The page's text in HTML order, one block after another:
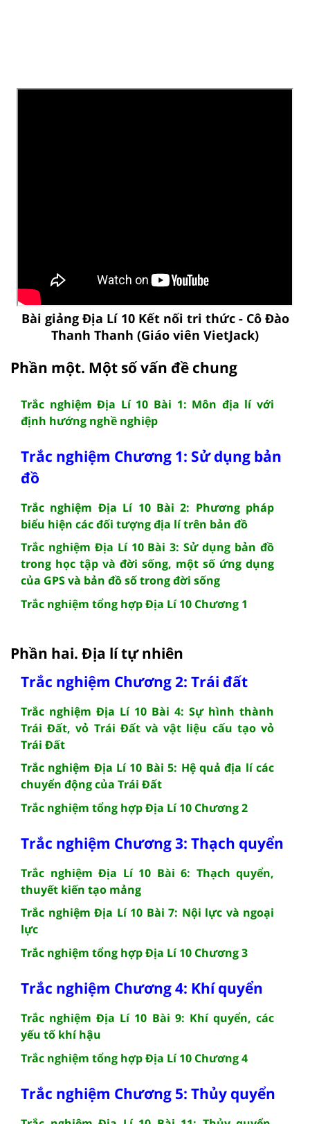
Bài giảng Địa Lí 10 Kết nối tri thức - Cô Đào
Thanh Thanh (Giáo viên VietJack)
Phần một. Một số vấn đề chung
Trắc nghiệm Địa Lí 10 Bài 1: Môn địa lí với
định hướng nghề nghiệp
Trắc nghiệm Chương 1: Sử dụng bản
đồ
Trắc nghiệm Địa Lí 10 Bài 2: Phương pháp
biểu hiện các đối tượng địa lí trên bản đồ
Trắc nghiệm Địa Lí 10 Bài 3: Sử dụng bản đồ
trong học tập và đời sống, một số ứng dụng
của GPS và bản đồ số trong đời sống
Trắc nghiệm tổng hợp Địa Lí 10 Chương 1
Phần hai. Địa lí tự nhiên
Trắc nghiệm Chương 2: Trái đất
Trắc nghiệm Địa Lí 10 Bài 4: Sự hình thành
Trái Đất, vỏ Trái Đất và vật liệu cấu tạo vỏ
Trái Đất
Trắc nghiệm Địa Lí 10 Bài 5: Hệ quả địa lí các
chuyển động của Trái Đất
Trắc nghiệm tổng hợp Địa Lí 10 Chương 2
Trắc nghiệm Chương 3: Thạch quyển
Trắc nghiệm Địa Lí 10 Bài 6: Thạch quyển,
thuyết kiến tạo mảng
Trắc nghiệm Địa Lí 10 Bài 7: Nội lực và ngoại
lực
Trắc nghiệm tổng hợp Địa Lí 10 Chương 3
Trắc nghiệm Chương 4: Khí quyển
Trắc nghiệm Địa Lí 10 Bài 9: Khí quyển, các
yếu tố khí hậu
Trắc nghiệm tổng hợp Địa Lí 10 Chương 4
Trắc nghiệm Chương 5: Thủy quyển